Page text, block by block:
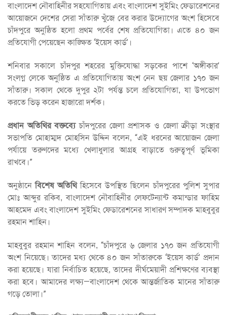
বাংলাদেশ নৌবাহিনীর সহযোগিতায় এবং বাংলাদেশ সুইমিং ফেডারেশনের
আয়োজনে দেশের সেরা সাঁতারু খুঁজে বের করার উদ্যোগের অংশ হিসেবে
চাঁদপুরে অনুষ্ঠিত হলো প্রথম পর্বের শেষ প্রতিযোগিতা। এতে ৪০ জন
প্রতিযোগী পেয়েছেন কাঙ্ক্ষিত ‘ইয়েস কার্ড’।
শনিবার সকালে চাঁদপুর শহরের মুক্তিযোদ্ধা সড়কের পাশে ‘অঙ্গীকার’
সংলগ্ন লেকে অনুষ্ঠিত এ প্রতিযোগিতায় অংশ নেন ছয় জেলার ১৭০ জন
সাঁতারু। সকাল থেকে দুপুর ২টা পর্যন্ত চলে প্রতিযোগিতা, যা উপভোগ
করতে ভিড় করেন হাজারো দর্শক।
প্রধান অতিথির বক্তব্যেচাঁদপুরের জেলা প্রশাসক ও জেলা ক্রীড়া সংস্থার
সভাপতি মোহাম্মদ মোহসিন উদ্দিন বলেন, “এই ধরনের আয়োজন জেলা
পর্যায়ে তরুণদের মধ্যে খেলাধুলার আগ্রহ বাড়াতে গুরুত্বপূর্ণ ভূমিকা
রাখবে।”
অনুষ্ঠানেবিশেষ অতিথিহিসেবে উপস্থিত ছিলেন চাঁদপুরের পুলিশ সুপার
মোঃ আব্দুর রকিব, বাংলাদেশ নৌবাহিনীর লেফটেন্যান্ট কমান্ডার ফাহিম
আহমেদ এবং বাংলাদেশ সুইমিং ফেডারেশনের সাধারণ সম্পাদক মাহবুবুর
রহমান শাহিন।
মাহবুবুর রহমান শাহিন বলেন, “চাঁদপুরে ৬ জেলার ১৭০ জন প্রতিযোগী
অংশ নিয়েছে। তাদের মধ্য থেকে ৪০ জন সাঁতারুকে ‘ইয়েস কার্ড’ প্রদান
করা হয়েছে। যারা নির্বাচিত হয়েছে, তাদের দীর্ঘমেয়াদী প্রশিক্ষণের ব্যবস্থা
করা হবে। আমাদের লক্ষ্য—বাংলাদেশ থেকে আন্তর্জাতিক মানের সাঁতারু
গড়ে তোলা।”